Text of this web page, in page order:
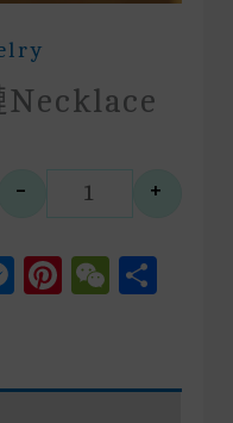
Necklace
閃鑽愛心項
- +
Messenger